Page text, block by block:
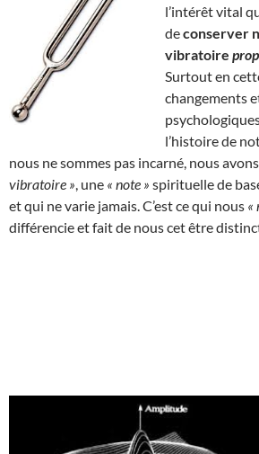
l’intérêt vital
deconserver
vibratoire
Surtout en
changements
l’histoire de
nous ne sommes pas incarné, nous
vibratoire » , une « note » spirituelle de
et qui ne varie jamais. C’est ce qui nous «
différencie et fait de nous cet être